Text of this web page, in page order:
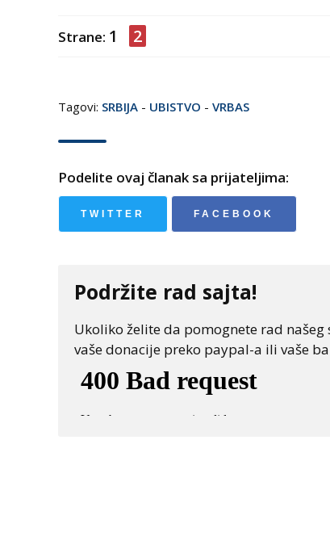
Strane: 1 2
Tagovi: SRBIJA - UBISTVO - VRBAS
Podelite ovaj članak sa prijateljima:
TWITTER FACEBOOK
Podržite rad sajta!
Ukoliko želite da pomognete rad
vaše donacije preko paypal-a ili vaše